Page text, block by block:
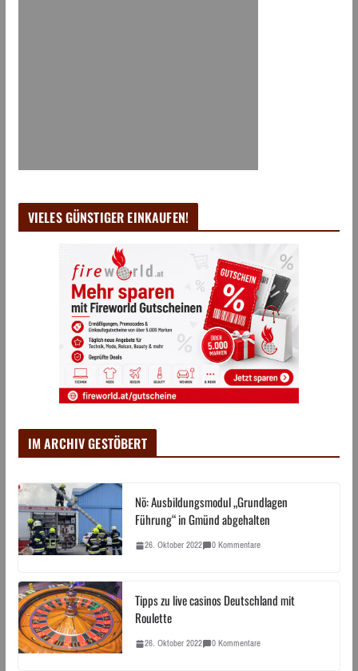
VIELES GÜNSTIGER EINKAUFEN!
IM ARCHIV GESTÖBERT
Nö: Ausbildungsmodul „Grundlagen
Führung“ in Gmünd abgehalten
26. Oktober 2022 0 Kommentare
Tipps zu live casinos Deutschland mit
Roulette
26. Oktober 2022 0 Kommentare